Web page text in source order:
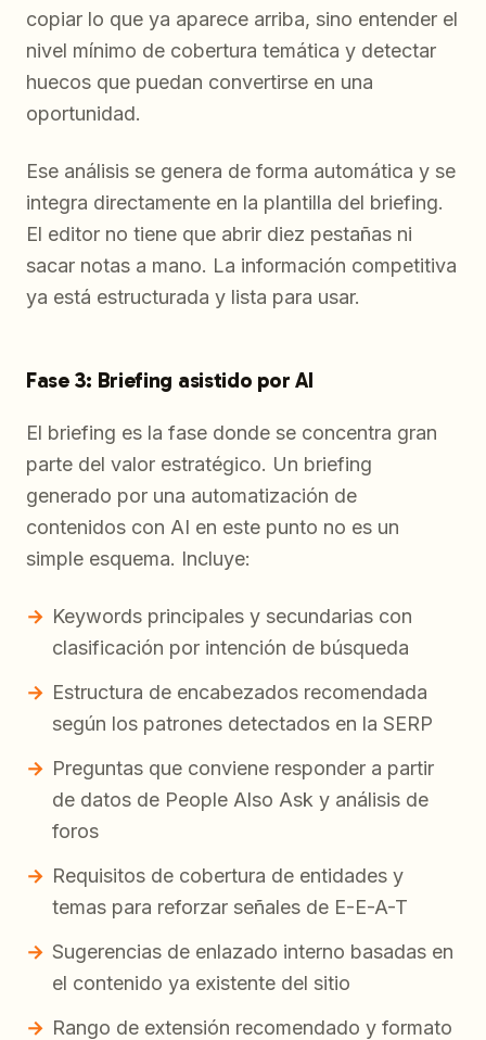
copiar lo que ya aparece arriba, sino entender el
nivel mínimo de cobertura temática y detectar
huecos que puedan convertirse en una
oportunidad.
Ese análisis se genera de forma automática y se
integra directamente en la plantilla del briefing.
El editor no tiene que abrir diez pestañas ni
sacar notas a mano. La información competitiva
ya está estructurada y lista para usar.
Fase 3: Briefing asistido por AI
El briefing es la fase donde se concentra gran
parte del valor estratégico. Un briefing
generado por una automatización de
contenidos con AI en este punto no es un
simple esquema. Incluye:
Keywords principales y secundarias con
clasificación por intención de búsqueda
Estructura de encabezados recomendada
según los patrones detectados en la SERP
Preguntas que conviene responder a partir
de datos de People Also Ask y análisis de
foros
Requisitos de cobertura de entidades y
temas para reforzar señales de E-E-A-T
Sugerencias de enlazado interno basadas en
el contenido ya existente del sitio
Rango de extensión recomendado y formato